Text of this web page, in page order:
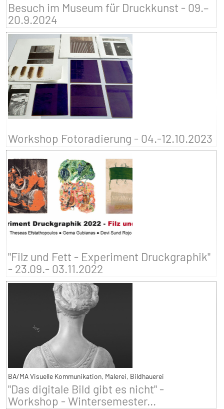
Besuch im Museum für Druckkunst - 09.–
20.9.2024
Workshop Fotoradierung - 04.-12.10.2023
"Filz und Fett - Experiment Druckgraphik"
- 23.09.- 03.11.2022
BA/MA Visuelle Kommunikation, Malerei, Bildhauerei
"Das digitale Bild gibt es nicht" -
Workshop - Wintersemester...